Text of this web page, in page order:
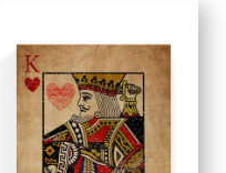
variants.
The
options
may
be
chosen